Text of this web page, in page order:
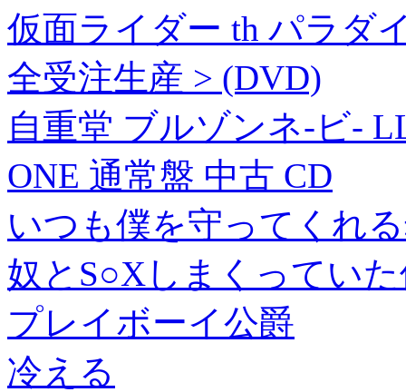
仮面ライダー th パラダ
全受注生産 > (DVD)
自重堂 ブルゾンネ-ビ-
ONE 通常盤 中古 CD
いつも僕を守ってくれ
奴とS○Xしまくってい
プレイボーイ公爵
冷える